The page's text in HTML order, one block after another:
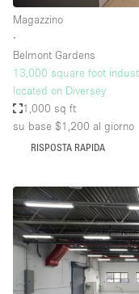
Magazzino
∙
Belmont Gardens
13,000 square foot
located on Diversey
1,000 sq ft
su base $1,200 al giorno
RISPOSTA RAPIDA